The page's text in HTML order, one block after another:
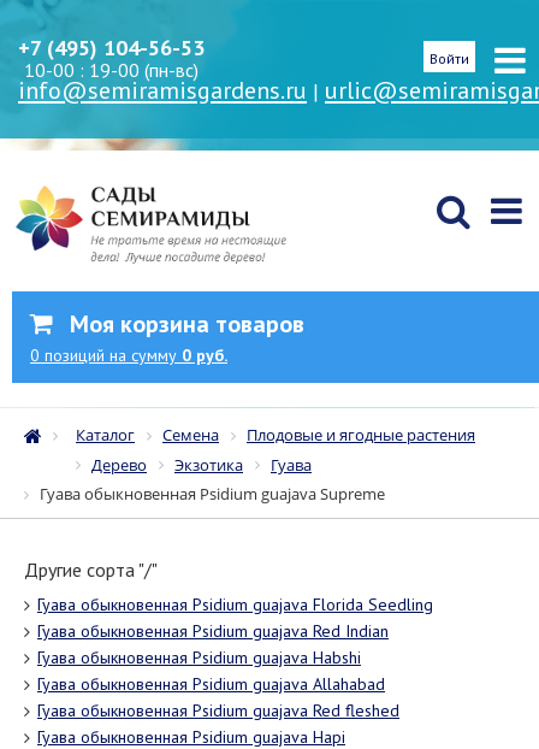
+7 (495) 104-56-53
10-00 : 19-00 (пн-вс)
info@semiramisgardens.ru |
Войти
Моя корзина товаров
0 позиций на сумму 0 руб.
Каталог Семена
Плодовые и ягодные растения
Дерево
Экзотика
Гуава
Гуава обыкновенная Psidium guajava Supreme
Другие сорта "/"
Гуава обыкновенная Psidium guajava Florida Seedling
Гуава обыкновенная Psidium guajava Red Indian
Гуава обыкновенная Psidium guajava Habshi
Гуава обыкновенная Psidium guajava Allahabad
Гуава обыкновенная Psidium guajava Red fleshed
Гуава обыкновенная Psidium guajava Hapi